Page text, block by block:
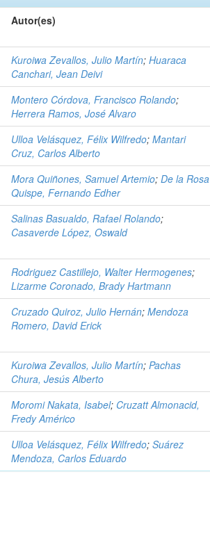
Autor(es)
Kuroiwa Zevallos, Julio Martín;Huaraca
Canchari, Jean Deivi
Montero Córdova, Francisco Rolando;
Herrera Ramos, José Alvaro
Ulloa Velásquez, Félix Wilfredo;Mantari
Cruz, Carlos Alberto
Mora Quiñones, Samuel Artemio;De la Rosa
Quispe, Fernando Edher
Salinas Basualdo, Rafael Rolando;
Casaverde López, Oswald
Rodriguez Castillejo, Walter Hermogenes;
Lizarme Coronado, Brady Hartmann
Cruzado Quiroz, Julio Hernán;Mendoza
Romero, David Erick
Kuroiwa Zevallos, Julio Martín;Pachas
Chura, Jesús Alberto
Moromi Nakata, Isabel; Cruzatt Almonacid,
Fredy Américo
Ulloa Velásquez, Félix Wilfredo;Suárez
Mendoza, Carlos Eduardo